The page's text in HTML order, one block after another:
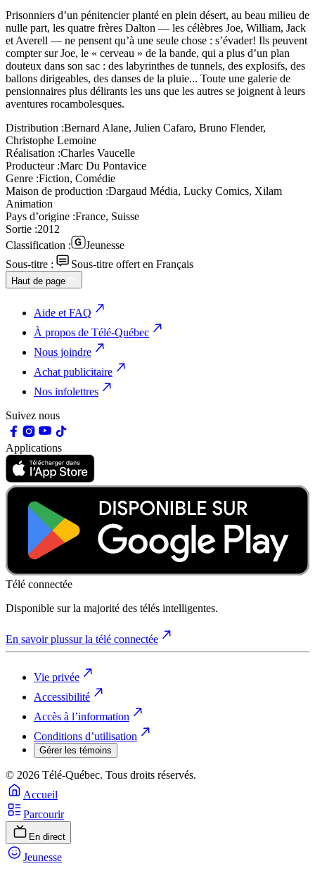
Prisonniers d’un pénitencier planté en plein désert, au beau milieu de
nulle part, les quatre frères Dalton — les célèbres Joe, William, Jack
et Averell — ne pensent qu’à une seule chose : s’évader! Ils peuvent
compter sur Joe, le « cerveau » de la bande, qui a plus d’un plan
douteux dans son sac : des labyrinthes de tunnels, des explosifs, des
ballons dirigeables, des danses de la pluie... Toute une galerie de
pensionnaires plus délirants les uns que les autres se joignent à leurs
aventures rocambolesques.
Distribution :Bernard Alane, Julien Cafaro, Bruno Flender,
Christophe Lemoine
Réalisation :Charles Vaucelle
Producteur :Marc Du Pontavice
Genre :Fiction, Comédie
Maison de production :Dargaud Média, Lucky Comics, Xilam
Animation
Pays d’origine :France, Suisse
Sortie :2012
Classification :
Jeunesse
Sous-titre :
Sous-titre offert en Français
Haut de page
Aide et FAQ
À propos de Télé-Québec
Nous joindre
Achat publicitaire
Nos infolettres
Suivez nous
Applications
Télé connectée
Disponible sur la majorité des télés intelligentes.
En savoir plussur la télé connectée
Vie privée
Accessibilité
Accès à l’information
Conditions d’utilisation
Gérer les témoins
© 2026 Télé-Québec. Tous droits réservés.
Accueil
Parcourir
En direct
Jeunesse